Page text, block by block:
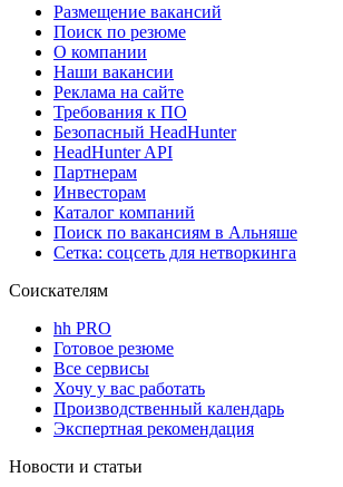
Размещение вакансий
Поиск по резюме
О компании
Наши вакансии
Реклама на сайте
Требования к ПО
Безопасный HeadHunter
HeadHunter API
Партнерам
Инвесторам
Каталог компаний
Поиск по вакансиям в Альняше
Сетка: соцсеть для нетворкинга
Соискателям
hh PRO
Готовое резюме
Все сервисы
Хочу у вас работать
Производственный календарь
Экспертная рекомендация
Новости и статьи